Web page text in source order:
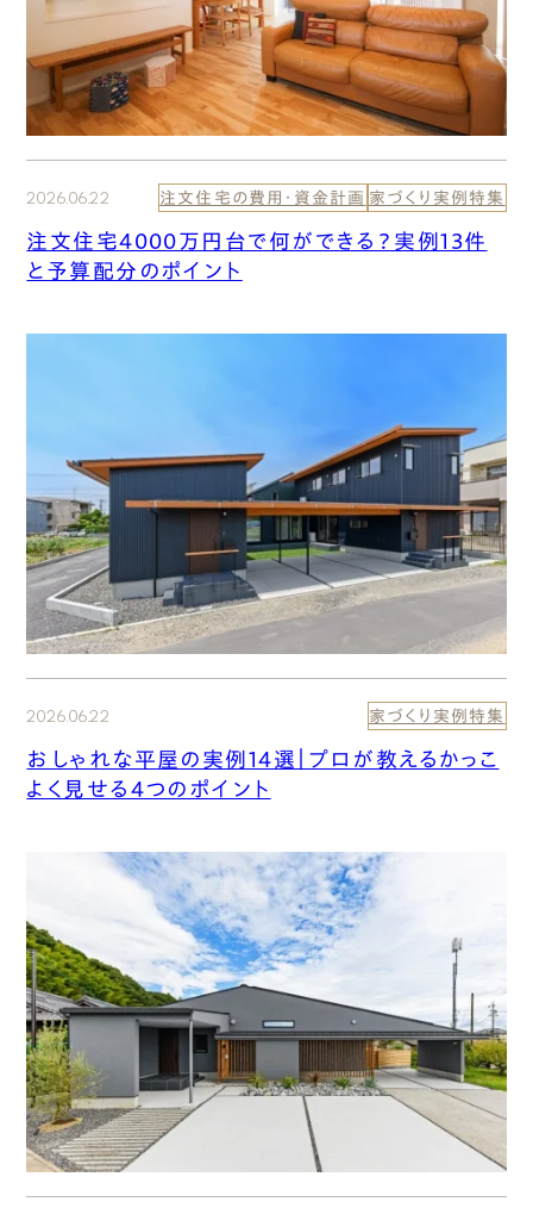
2026.06.22 注文住宅の費用・資金計画 家づくり実例特集
注文住宅4000万円台で何ができる？実例13件
と予算配分のポイント
2026.06.22 家づくり実例特集
おしゃれな平屋の実例14選｜プロが教えるかっこ
よく見せる4つのポイント